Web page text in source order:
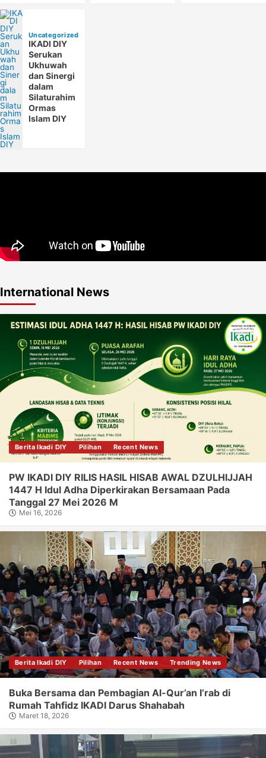
Uncategorized
IKADI DIY
Serukan
Ukhuwah
dan Sinergi
dalam
Silaturahim
Ormas
Islam DIY
International News
Berita Ikadi DIY Pilihan Recent News
PW IKADI DIY RILIS HASIL HISAB AWAL DZULHIJJAH
1447 H Idul Adha Diperkirakan Bersamaan Pada
Tanggal 27 Mei 2026 M
Mei 16, 2026
Berita Ikadi DIY Pilihan Recent News Trending News
Buka Bersama dan Pembagian Al-Qur’an I’rab di
Rumah Tahfidz IKADI Darus Shahabah
Maret 18, 2026